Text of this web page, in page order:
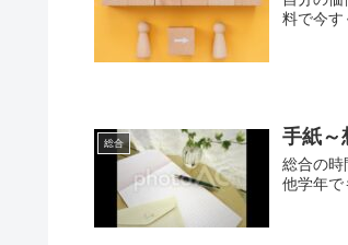
料で今す
総合 手紙～
総合の時
他学年で